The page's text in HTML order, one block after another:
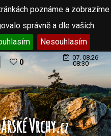
poznáme a zobrazíme
správně a dle vašich
Nesouhlasím
0
07. 08.26
08:30